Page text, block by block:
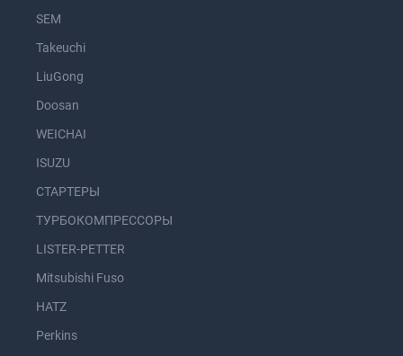
SEM
Takeuchi
LiuGong
Doosan
WEICHAI
ISUZU
СТАРТЕРЫ
ТУРБОКОМПРЕССОРЫ
LISTER-PETTER
Mitsubishi Fuso
HATZ
Perkins